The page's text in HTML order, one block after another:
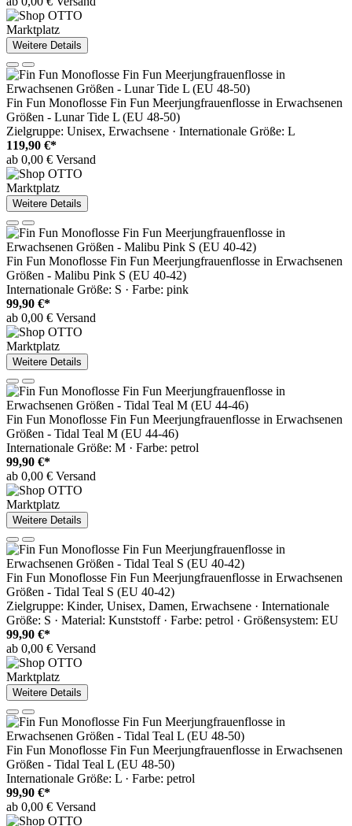
Marktplatz
Weitere Details
Fin Fun Monoflosse Fin Fun Meerjungfrauenflosse in Erwachsenen
Größen - Lunar Tide L (EU 48-50)
Zielgruppe: Unisex, Erwachsene · Internationale Größe: L
119,90 €*
ab 0,00 € Versand
Marktplatz
Weitere Details
Fin Fun Monoflosse Fin Fun Meerjungfrauenflosse in Erwachsenen
Größen - Malibu Pink S (EU 40-42)
Internationale Größe: S · Farbe: pink
99,90 €*
ab 0,00 € Versand
Marktplatz
Weitere Details
Fin Fun Monoflosse Fin Fun Meerjungfrauenflosse in Erwachsenen
Größen - Tidal Teal M (EU 44-46)
Internationale Größe: M · Farbe: petrol
99,90 €*
ab 0,00 € Versand
Marktplatz
Weitere Details
Fin Fun Monoflosse Fin Fun Meerjungfrauenflosse in Erwachsenen
Größen - Tidal Teal S (EU 40-42)
Zielgruppe: Kinder, Unisex, Damen, Erwachsene · Internationale
Größe: S · Material: Kunststoff · Farbe: petrol · Größensystem: EU
99,90 €*
ab 0,00 € Versand
Marktplatz
Weitere Details
Fin Fun Monoflosse Fin Fun Meerjungfrauenflosse in Erwachsenen
Größen - Tidal Teal L (EU 48-50)
Internationale Größe: L · Farbe: petrol
99,90 €*
ab 0,00 € Versand